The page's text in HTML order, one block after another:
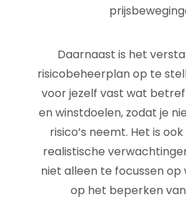
Daarnaast is het
risicobeheerplan op te
voor jezelf vast wat
en winstdoelen, zodat je
risico’s neemt. Het is
realistische
niet alleen te focussen op
op het beperken